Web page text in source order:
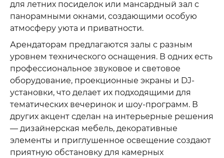
для летних посиделок или мансардный зал с
панорамными окнами, создающими особую
атмосферу уюта и приватности.
Арендаторам предлагаются залы с разным
уровнем технического оснащения. В одних есть
профессиональное звуковое и световое
оборудование, проекционные экраны и DJ-
установки, что делает их подходящими для
тематических вечеринок и шоу-программ. В
других акцент сделан на интерьерные решения
— дизайнерская мебель, декоративные
элементы и приглушенное освещение создают
приятную обстановку для камерных